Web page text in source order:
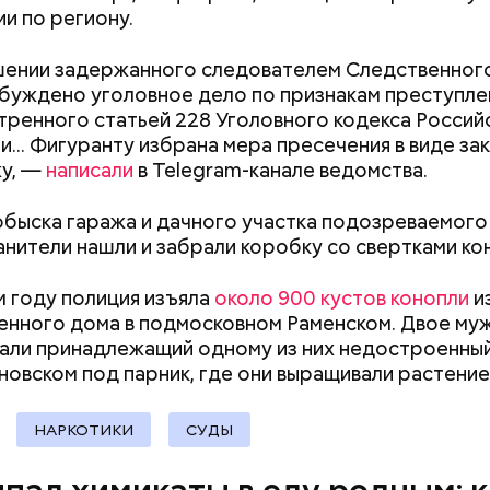
по региону.
задержанного следователем
уголовное дело по признакам
статьей 228 Уголовного кодекса
Фигуранту избрана мера пресечения в виде
—написали в Telegram-канале ведомства.
гаража и дачного участка подозреваемого
нашли и забрали коробку со свертками
полиция изъяла около 900 кустов конопли
дома в подмосковном Раменском. Двое
принадлежащий одному из них
под парник, где они выращивали
НАРКОТИКИ СУДЫ
Артем Миссюра, который тайно приходил в
младшая сестра.
отправились в село Чанко, где может
Параллельно с этим в Махачкале
Въезд и выезд в город перекрыты. Помимо
патрулируют улицы, железнодорожный вокзал
Как получить до 100 тысяч
рублей от государства при
реновации в